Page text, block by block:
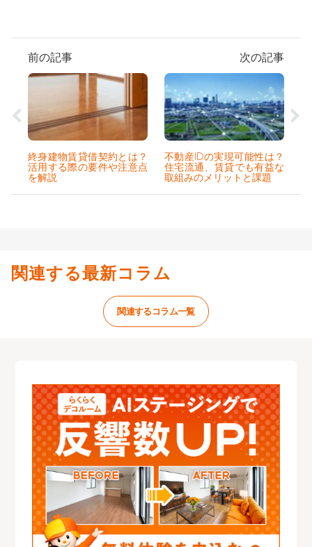
前の記事
終身建物賃貸借契約とは？
活用する際の要件や注意点
を解説
次の記事
不動産IDの実現可能性は？
住宅流通、賃貸でも有益な
取組みのメリットと課題
関連する最新コラム
関連するコラム一覧